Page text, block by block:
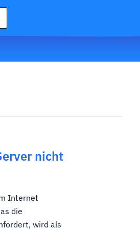
nicht
Internet
die
wird als